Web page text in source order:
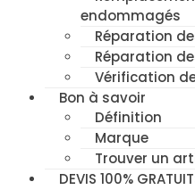
endommagés
Réparation
Réparation
Vérification
Bon à savoir
Définition
Marque
Trouver un
DEVIS 100%